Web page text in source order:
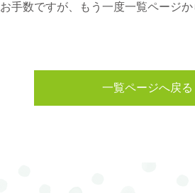
お手数ですが、もう一度一覧ページか
一覧ページへ戻る